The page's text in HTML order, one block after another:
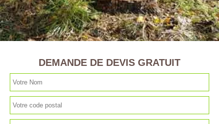
DEMANDE DE DEVIS GRATUIT